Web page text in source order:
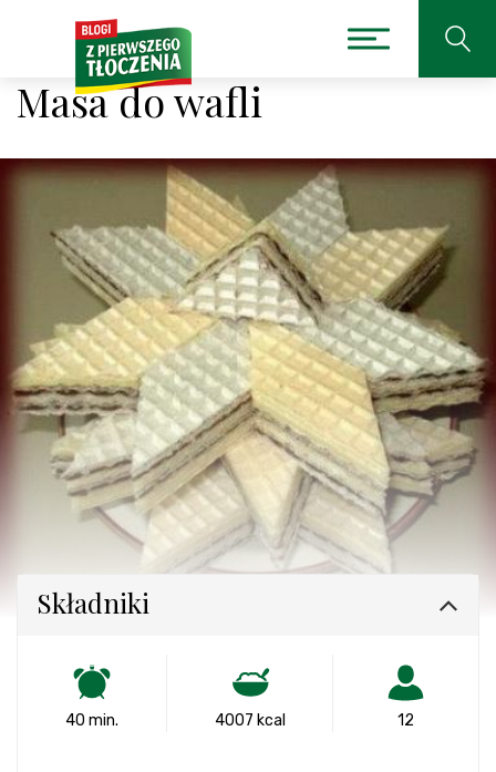
Masa do wafli
Składniki
40 min. 4007 kcal 12